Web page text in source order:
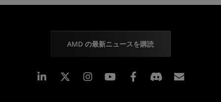
AMD の最新ニュースを購読
Linkedin Instagram Facebook